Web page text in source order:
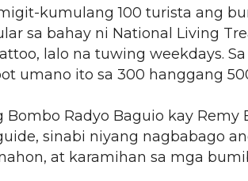
kumulang 100 turista ang
sa bahay ni National Living
lalo na tuwing weekdays.
umano ito sa 300 hanggang
Bombo Radyo Baguio kay Remy
sinabi niyang nagbabago
at karamihan sa mga